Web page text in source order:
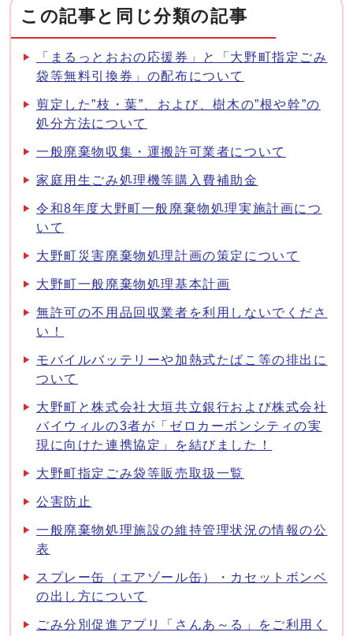
この記事と同じ分類の記事
「まるっとおおの応援券」と「大野町指定ごみ
袋等無料引換券」の配布について
剪定した”枝・葉”、および、樹木の”根や幹”の
処分方法について
一般廃棄物収集・運搬許可業者について
家庭用生ごみ処理機等購入費補助金
令和8年度大野町一般廃棄物処理実施計画につ
いて
大野町災害廃棄物処理計画の策定について
大野町一般廃棄物処理基本計画
無許可の不用品回収業者を利用しないでくださ
い！
モバイルバッテリーや加熱式たばこ等の排出に
ついて
大野町と株式会社大垣共立銀行および株式会社
バイウィルの3者が「ゼロカーボンシティの実
現に向けた連携協定」を結びました！
大野町指定ごみ袋等販売取扱一覧
公害防止
一般廃棄物処理施設の維持管理状況の情報の公
表
スプレー缶（エアゾール缶）・カセットボンベ
の出し方について
ごみ分別促進アプリ「さんあ～る」をご利用く